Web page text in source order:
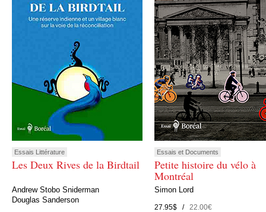
Essais Littérature
Les Deux Rives de la Birdtail
Andrew Stobo Sniderman
Douglas Sanderson
Essais et Documents
Petite histoire du vélo à
Montréal
Simon Lord
27.95$ /22.00€